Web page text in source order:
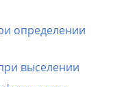
определении
выселении